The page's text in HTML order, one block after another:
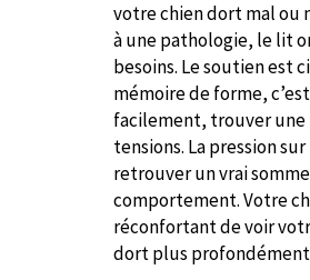
votre chien dort mal ou
à une pathologie, le lit
besoins. Le soutien est
mémoire de forme,
facilement, trouver une
tensions. La pression
retrouver un vrai
comportement. Votre
réconfortant de voir
dort plus